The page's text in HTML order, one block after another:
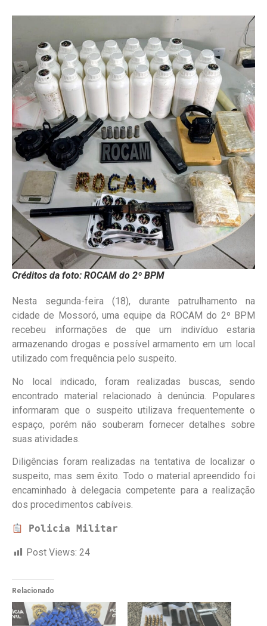
Créditos da foto: ROCAM do 2º BPM
Nesta segunda-feira (18), durante patrulhamento na
cidade de Mossoró, uma equipe da ROCAM do 2º BPM
recebeu informações de que um indivíduo estaria
armazenando drogas e possível armamento em um local
utilizado com frequência pelo suspeito.
No local indicado, foram realizadas buscas, sendo
encontrado material relacionado à denúncia. Populares
informaram que o suspeito utilizava frequentemente o
espaço, porém não souberam fornecer detalhes sobre
suas atividades.
Diligências foram realizadas na tentativa de localizar o
suspeito, mas sem êxito. Todo o material apreendido foi
encaminhado à delegacia competente para a realização
dos procedimentos cabíveis.
Policia Militar
Post Views: 24
Relacionado